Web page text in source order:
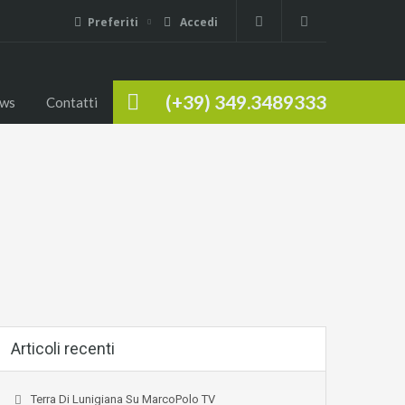
Preferiti Accedi
(+39) 349.3489333
Contatti
Articoli recenti
Terra Di Lunigiana Su MarcoPolo TV